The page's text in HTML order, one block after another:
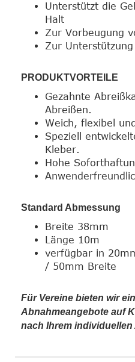
Unterstützt die
Halt
Zur Vorbeugung
Zur
PRODUKTVORTEILE
Gezahnte
Abreißen.
Weich, flexibel
Speziell
Kleber.
Hohe
Standard Abmessung
Breite 38mm
Länge 10m
verfügbar in
/ 50mm Breite
Für Vereine bieten wir
Abnahmeangebote auf
nach Ihrem